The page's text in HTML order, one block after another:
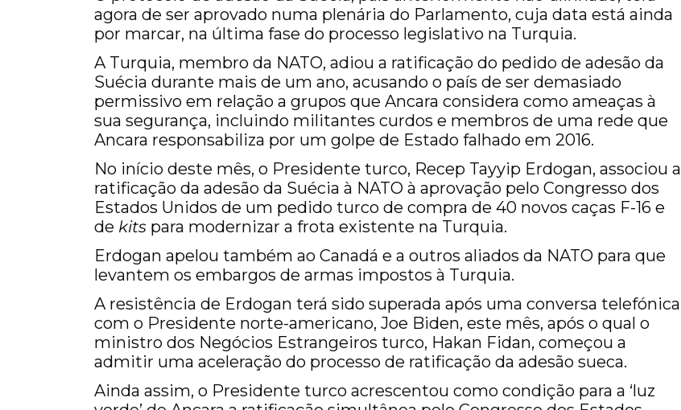
agora de ser aprovado numa plenária do Parlamento, cuja data está ainda
por marcar, na última fase do processo legislativo na Turquia.
A Turquia, membro da NATO, adiou a ratificação do pedido de adesão da
Suécia durante mais de um ano, acusando o país de ser demasiado
permissivo em relação a grupos que Ancara considera como ameaças à
sua segurança, incluindo militantes curdos e membros de uma rede que
Ancara responsabiliza por um golpe de Estado falhado em 2016.
No início deste mês, o Presidente turco, Recep Tayyip Erdogan, associou a
ratificação da adesão da Suécia à NATO à aprovação pelo Congresso dos
Estados Unidos de um pedido turco de compra de 40 novos caças F-16 e
de kits para modernizar a frota existente na Turquia.
Erdogan apelou também ao Canadá e a outros aliados da NATO para que
levantem os embargos de armas impostos à Turquia.
A resistência de Erdogan terá sido superada após uma conversa telefónica
com o Presidente norte-americano, Joe Biden, este mês, após o qual o
ministro dos Negócios Estrangeiros turco, Hakan Fidan, começou a
admitir uma aceleração do processo de ratificação da adesão sueca.
Ainda assim, o Presidente turco acrescentou como condição para a ‘luz